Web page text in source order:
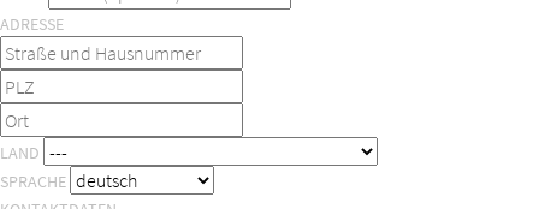
ADRESSE
LAND
SPRACHE